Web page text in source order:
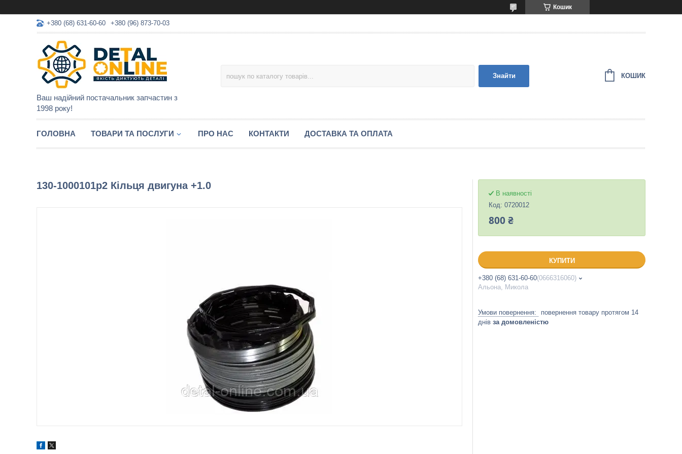
Кошик
+380 (68) 631-60-60 +380 (96) 873-70-03
Ваш надійний постачальник запчастин з
1998 року!
Знайти КОШИК
ГОЛОВНА ТОВАРИ ТА ПОСЛУГИ ПРО НАС КОНТАКТИ ДОСТАВКА ТА ОПЛАТА
130-1000101р2 Кільця двигуна +1.0
В наявності
Код: 0720012
800 ₴
КУПИТИ
+380 (68) 631-60-60 0666316060
Альона, Микола
повернення товару протягом 14
днів за домовленістю